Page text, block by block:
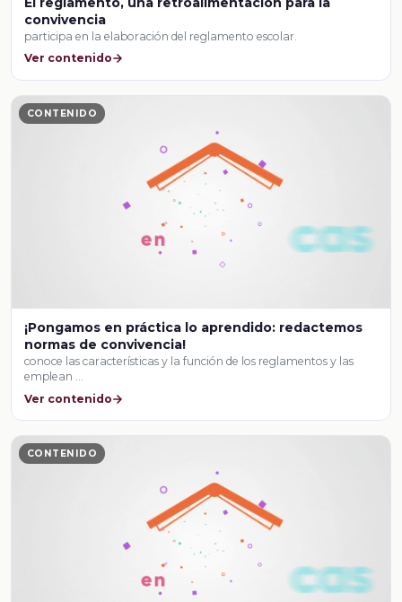
convivencia
participa en la elaboración del reglamento escolar.
Ver contenido
CONTENIDO
¡Pongamos en práctica lo aprendido: redactemos
normas de convivencia!
conoce las características y la función de los reglamentos y las
emplean …
Ver contenido
CONTENIDO